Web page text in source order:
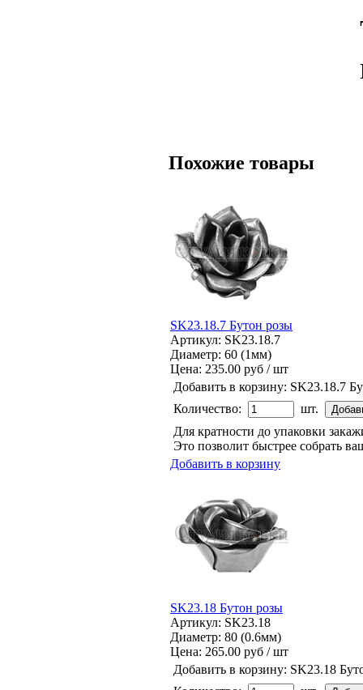
Похожие товары
SK23.18.7 Бутон розы
Артикул: SK23.18.7
Диаметр: 60 (1мм)
Цена: 235.00 руб / шт
Добавить в корзину: SK23.18.7
Количество:
шт.
Для кратности до упаковки
Это позволит быстрее собрать
Добавить в корзину
SK23.18 Бутон розы
Артикул: SK23.18
Диаметр: 80 (0.6мм)
Цена: 265.00 руб / шт
Добавить в корзину: SK23.18